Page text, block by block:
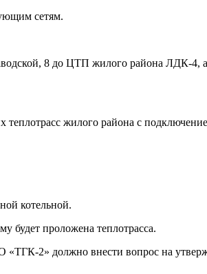
сетям.
8 до ЦТП жилого района ЛДК-4,
теплотрасс жилого района с
котельной.
будет проложена теплотрасса.
2» должно внести вопрос на